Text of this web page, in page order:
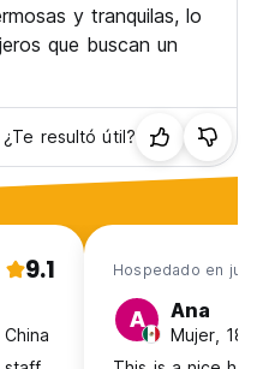
y tranquilas, lo
que buscan un
¿Te resultó útil?
9.1 Hospedado en jul
A Ana
Mujer,